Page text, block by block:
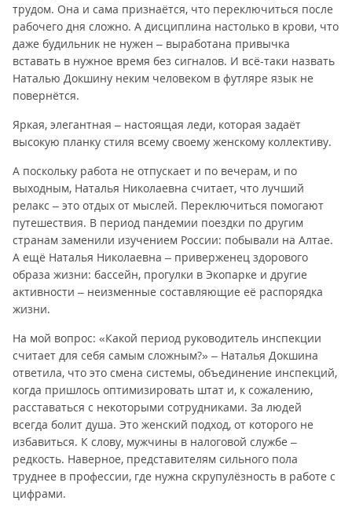
трудом. Она и сама признаётся, что переключиться после
рабочего дня сложно. А дисциплина настолько в крови, что
даже будильник не нужен – выработана привычка
вставать в нужное время без сигналов. И всё-таки назвать
Наталью Докшину неким человеком в футляре язык не
повернётся.
Яркая, элегантная – настоящая леди, которая задаёт
высокую планку стиля всему своему женскому коллективу.
А поскольку работа не отпускает и по вечерам, и по
выходным, Наталья Николаевна считает, что лучший
релакс – это отдых от мыслей. Переключиться помогают
путешествия. В период пандемии поездки по другим
странам заменили изучением России: побывали на Алтае.
А ещё Наталья Николаевна – приверженец здорового
образа жизни: бассейн, прогулки в Экопарке и другие
активности – неизменные составляющие её распорядка
жизни.
На мой вопрос: «Какой период руководитель инспекции
считает для себя самым сложным?» – Наталья Докшина
ответила, что это смена системы, объединение инспекций,
когда пришлось оптимизировать штат и, к сожалению,
расставаться с некоторыми сотрудниками. За людей
всегда болит душа. Это женский подход, от которого не
избавиться. К слову, мужчины в налоговой службе –
редкость. Наверное, представителям сильного пола
труднее в профессии, где нужна скрупулёзность в работе с
цифрами.